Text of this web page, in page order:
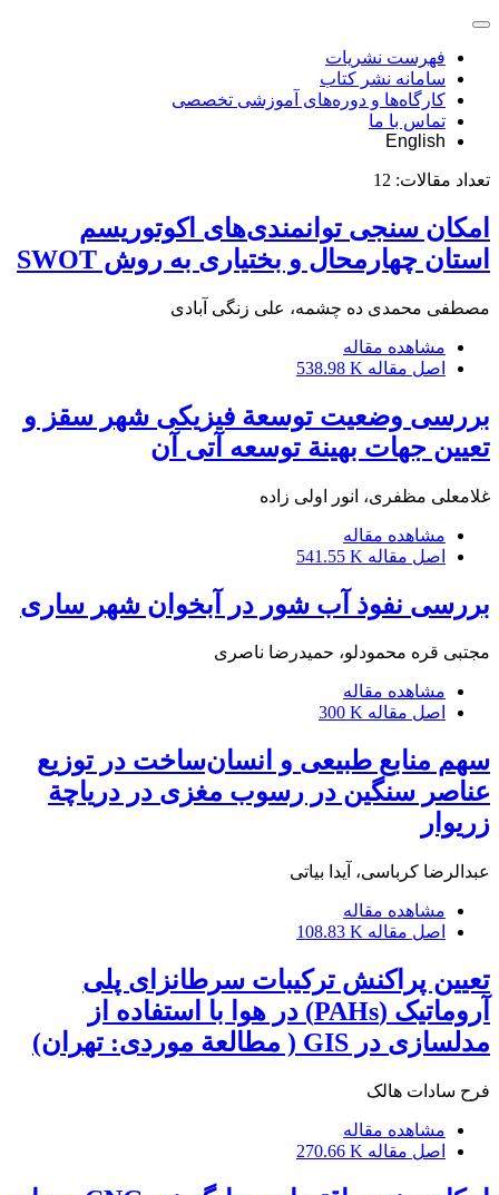
فهرست نشریات
سامانه نشر کتاب
کارگاه‌ها و دوره‌های آموزشی تخصصی
تماس با ما
English
تعداد مقالات: 12
امکان سنجی توانمندی‌های اکوتوریسم
استان چهارمحال و بختیاری به روش SWOT
مصطفی محمدی ده چشمه، علی زنگی آبادی
مشاهده مقاله
اصل مقاله 538.98 K
بررسی وضعیت توسعة فیزیکی شهر سقز و
تعیین جهات بهینة توسعه آتی آن
غلامعلی مظفری، انور اولی زاده
مشاهده مقاله
اصل مقاله 541.55 K
بررسی نفوذ آب شور در آبخوان شهر ساری
مجتبی قره محمودلو، حمیدرضا ناصری
مشاهده مقاله
اصل مقاله 300 K
سهم منابع طبیعی و انسان‌ساخت در توزیع
عناصر سنگین در رسوب مغزی در دریاچة
زریوار
عبدالرضا کرباسی، آیدا بیاتی
مشاهده مقاله
اصل مقاله 108.83 K
تعیین پراکنش ترکیبات سرطانزای پلی
آروماتیک (PAHs) در هوا با استفاده از
مدلسازی در GIS ( مطالعة موردی: تهران)
فرح سادات هالک
مشاهده مقاله
اصل مقاله 270.66 K